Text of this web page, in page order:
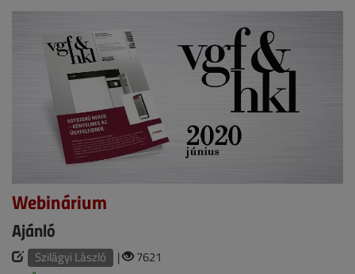
Webinárium
Ajánló
Szilágyi László |
7621